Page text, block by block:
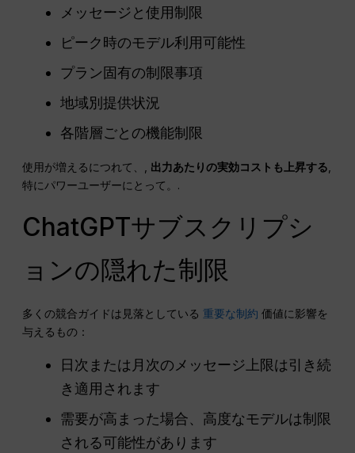
メッセージと使用制限
ピーク時のモデル利用可能性
プラン固有の制限事項
地域別提供状況
各階層ごとの機能制限
使用が増えるにつれて、, 出力あたりの実効コストも上昇する,
特にパワーユーザーにとって。.
ChatGPTサブスクリプシ
ョンの隠れた制限
多くの競合ガイドは見落としている 重要な制約 価値に影響を
与えるもの：
日次または月次のメッセージ上限は引き続
き適用されます
需要が高まった場合、高度なモデルは制限
される可能性があります